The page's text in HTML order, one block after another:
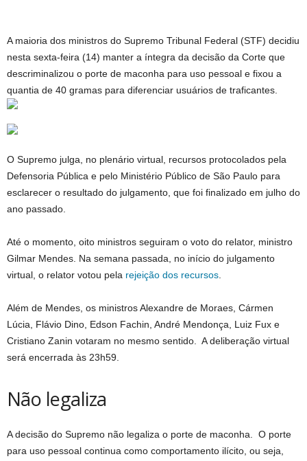
A maioria dos ministros do Supremo Tribunal Federal (STF) decidiu
nesta sexta-feira (14) manter a íntegra da decisão da Corte que
descriminalizou o porte de maconha para uso pessoal e fixou a
quantia de 40 gramas para diferenciar usuários de traficantes.
O Supremo julga, no plenário virtual, recursos protocolados pela
Defensoria Pública e pelo Ministério Público de São Paulo para
esclarecer o resultado do julgamento, que foi finalizado em julho do
ano passado.
Até o momento, oito ministros seguiram o voto do relator, ministro
Gilmar Mendes. Na semana passada, no início do julgamento
virtual, o relator votou pela rejeição dos recursos
Além de Mendes, os ministros Alexandre de Moraes, Cármen
Lúcia, Flávio Dino, Edson Fachin, André Mendonça, Luiz Fux e
Cristiano Zanin votaram no mesmo sentido. A deliberação virtual
será encerrada às 23h59.
Não legaliza
A decisão do Supremo não legaliza o porte de maconha. O porte
para uso pessoal continua como comportamento ilícito, ou seja,